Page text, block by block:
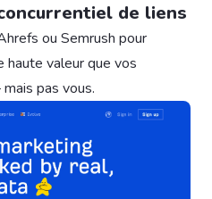
de liens
ou Semrush pour
haute valeur que vos
pas vous.